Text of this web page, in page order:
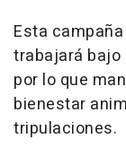
Esta
trabajará bajo
por lo que
bienestar
tripulaciones.